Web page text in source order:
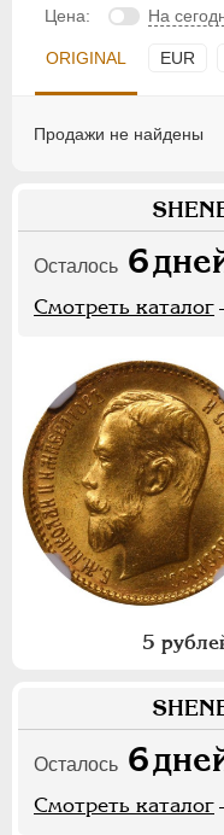
Цена: На
ORIGINAL EUR
Продажи не найдены
Осталось 6
Смотреть каталог
5
Осталось 6
Смотреть каталог